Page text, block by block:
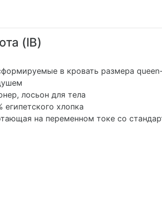
(IB)
в кровать размера
лосьон для тела
хлопка
на переменном токе со